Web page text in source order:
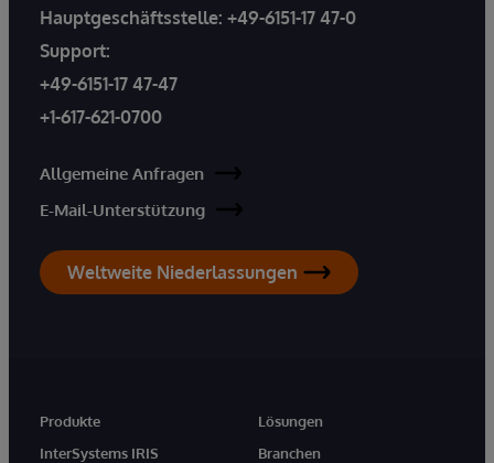
Hauptgeschäftsstelle: +49-6151-17 47-0
Support:
+49-6151-17 47-47
+1-617-621-0700
Allgemeine Anfragen
E-Mail-Unterstützung
Weltweite Niederlassungen
Produkte
InterSystems IRIS
Lösungen
Branchen